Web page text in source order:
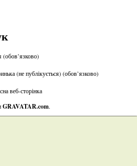
(обов’язково)
(не публікується) (обов’язково)
веб-сторінка
GRAVATAR.com.